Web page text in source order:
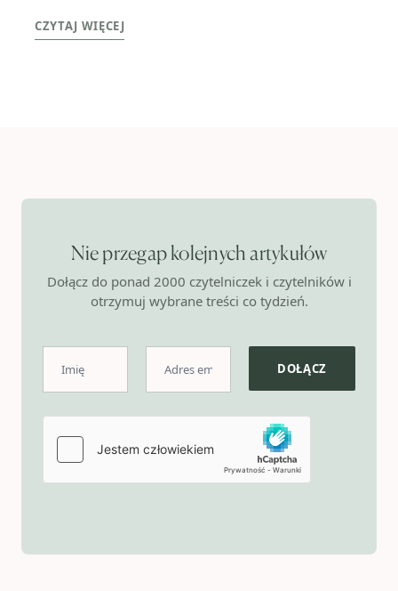
CZYTAJ WIĘCEJ
Nie przegap kolejnych artykułów
Dołącz do ponad 2000 czytelniczek i czytelników i
otrzymuj wybrane treści co tydzień.